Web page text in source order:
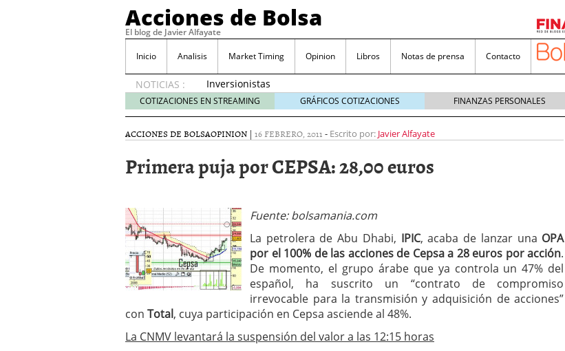
Acciones de Bolsa
El blog de Javier Alfayate
Inicio Analisis Market Timing Opinion Libros Notas de prensa Contacto
NOTICIAS :
Inversionistas
VIP en
México
creciente
por SIFX
mayo 8,
Qué es una acción infravalorada y por qué no hay que perderlas de vista
noviembre 30, 2024
Entendiendo los ETF de Bitcoin noviembre 22, 2024
Dividend Kings: empresas que destacan por sus dividendos constantes
noviembre 12, 2024
Descubre RealAdvisor: Una poderosa herramienta para tus inversiones
inmobiliarias septiembre 23, 2024
COTIZACIONES EN STREAMING GRÁFICOS COTIZACIONES FINANZAS PERSONALES
ACCIONES DE BOLSAOPINION | 16 FEBRERO, 2011 - Escrito por: Javier Alfayate
Primera puja por CEPSA: 28,00 euros
Fuente: bolsamania.com
La petrolera de Abu Dhabi, IPIC, acaba de lanzar una OPA
por el 100% de las acciones de Cepsa a 28 euros por acción.
De momento, el grupo árabe que ya controla un 47% del
español, ha suscrito un “contrato de compromiso
irrevocable para la transmisión y adquisición de acciones”
con Total, cuya participación en Cepsa asciende al 48%.
La CNMV levantará la suspensión del valor a las 12:15 horas